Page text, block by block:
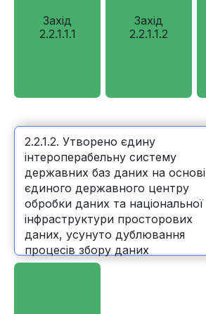
Захід
2.2.1.1.1
Захід
2.2.1.1.2
2.2.1.2. Утворено єдину
інтероперабельну систему
державних баз даних на основі
єдиного державного центру
обробки даних та національної
інфраструктури просторових
даних, усунуто дублювання
процесів збору даних